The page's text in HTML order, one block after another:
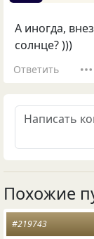
А иногда,
солнце? )))
Ответить
Похожие
#219743